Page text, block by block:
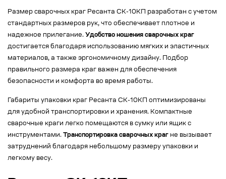
Размер сварочных краг Ресанта СК-10КП разработан с учетом
стандартных размеров рук, что обеспечивает плотное и
надежное прилегание. Удобство ношения сварочных краг
достигается благодаря использованию мягких и эластичных
материалов, а также эргономичному дизайну. Подбор
правильного размера краг важен для обеспечения
безопасности и комфорта во время работы.
Габариты упаковки краг Ресанта СК-10КП оптимизированы
для удобной транспортировки и хранения. Компактные
сварочные краги легко помещаются в сумку или ящик с
инструментами. Транспортировка сварочных краг не вызывает
затруднений благодаря небольшому размеру упаковки и
легкому весу.